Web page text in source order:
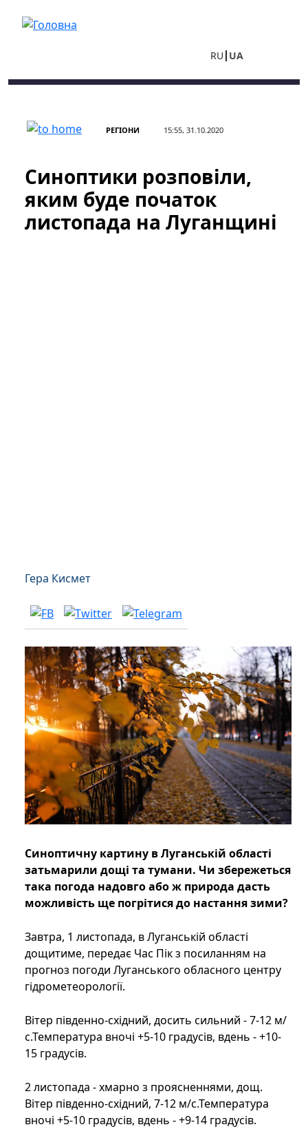
RU UA
РЕГІОНИ 15:55, 31.10.2020
Синоптики розповіли,
яким буде початок
листопада на Луганщині
Гера Кисмет
Синоптичну картину в Луганській області
затьмарили дощі та тумани. Чи збережеться
така погода надовго або ж природа дасть
можливість ще погрітися до настання зими?
Завтра, 1 листопада, в Луганській області
дощитиме, передає Час Пік з посиланням на
прогноз погоди Луганського обласного центру
гідрометеорології.
Вітер південно-східний, досить сильний - 7-12 м/
с.Температура вночі +5-10 градусів, вдень - +10-
15 градусів.
2 листопада - хмарно з проясненнями, дощ.
Вітер південно-східний, 7-12 м/с.Температура
вночі +5-10 градусів, вдень - +9-14 градусів.